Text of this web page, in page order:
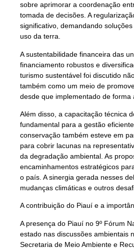
sobre aprimorar a coordenação
tomada de decisões. A
significativo, demandando
uso da terra.
A sustentabilidade financeira das
financiamento robustos e
turismo sustentável foi discutido
também como um meio de
desde que implementado de forma
Além disso, a capacitação técnica
fundamental para a gestão
conservação também esteve em
para cobrir lacunas na
da degradação ambiental. As
encaminhamentos estratégicos
o país. A sinergia gerada nesses
mudanças climáticas e outros
A contribuição do Piauí e a
A presença do Piauí no 9º Fórum
estado nas discussões ambientais
Secretaria de Meio Ambiente e